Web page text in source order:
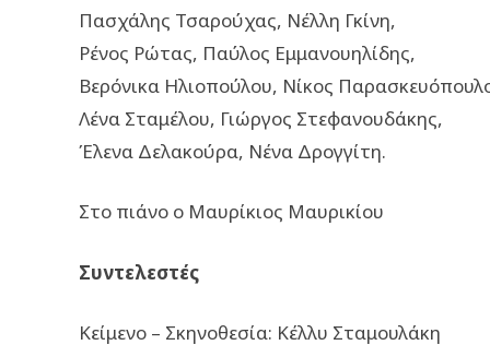
Πασχάλης Τσαρούχας, Νέλλη Γκίνη,
Ρένος Ρώτας, Παύλος Εμμανουηλίδης,
Βερόνικα Ηλιοπούλου, Νίκος
Λένα Σταμέλου, Γιώργος Στεφανουδάκης,
Έλενα Δελακούρα, Νένα Δρογγίτη.
Στο πιάνο ο Μαυρίκιος Μαυρικίου
Συντελεστές
Κείμενο – Σκηνοθεσία: Κέλλυ Σταμουλάκη